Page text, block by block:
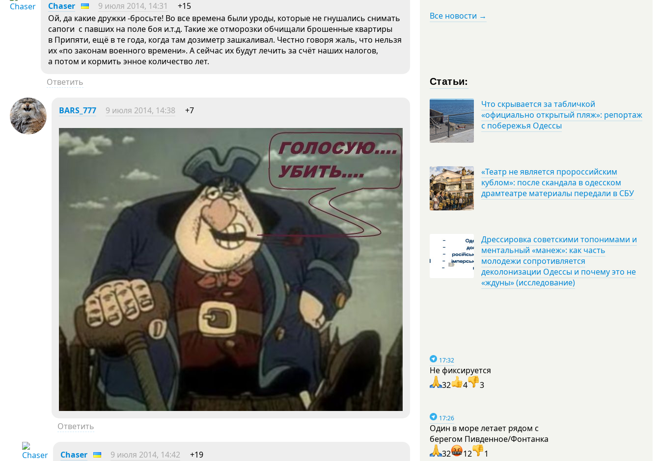
Chaser 9 июля 2014, 14:31
+15
Ой, да какие дружки -бросьте! Во все времена были уроды, которые не гнушались снимать
сапоги с павших на поле боя и.т.д. Такие же отморозки обчищали брошенные квартиры
в Припяти, ещё в те года, когда там дозиметр зашкаливал. Честно говоря жаль, что нельзя
их «по законам военного времени». А сейчас их будут лечить за счёт наших налогов,
а потом и кормить энное количество лет.
Ответить
BARS_777 9 июля 2014, 14:38 +7
Ответить
Chaser 9 июля 2014, 14:42
+19
Все новости →
Статьи:
Что скрывается за табличкой
«официально открытый пляж»: репортаж
с побережья Одессы
«Театр не является пророссийским
кублом»: после скандала в одесском
драмтеатре материалы передали в СБУ
Дрессировка советскими топонимами и
ментальный «манеж»: как часть
молодежи сопротивляется
деколонизации Одессы и почему это не
«ждуны» (исследование)
17:32
Не фиксируется
32
4 3
17:26
Один в море летает рядом с
берегом Пивденное/Фонтанка
32
12 1